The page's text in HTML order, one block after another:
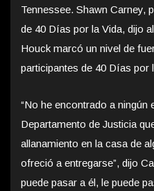
Tennessee. Shawn Carney,
de 40 Días por la Vida, dijo
Houck marcó un nivel de
participantes de 40 Días por
“No he encontrado a ningún
Departamento de Justicia
allanamiento en la casa de
ofreció a entregarse”, dijo
puede pasar a él, le puede